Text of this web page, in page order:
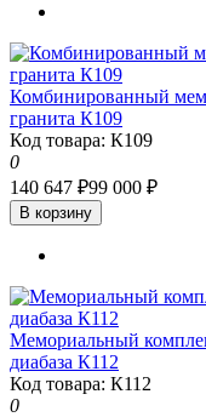
Комбинированный
гранита К109
Код товара: К109
0
140 647 ₽99 000 ₽
В корзину
Мемориальный
диабаза К112
Код товара: К112
0